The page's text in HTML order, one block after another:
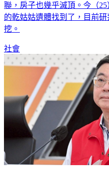
聯，房子也幾乎滅頂。今（
的乾姑姑遺體找到了，目前
挖。
社會